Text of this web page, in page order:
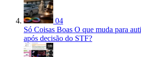
04
Só Coisas Boas O que muda para
após decisão do STF?